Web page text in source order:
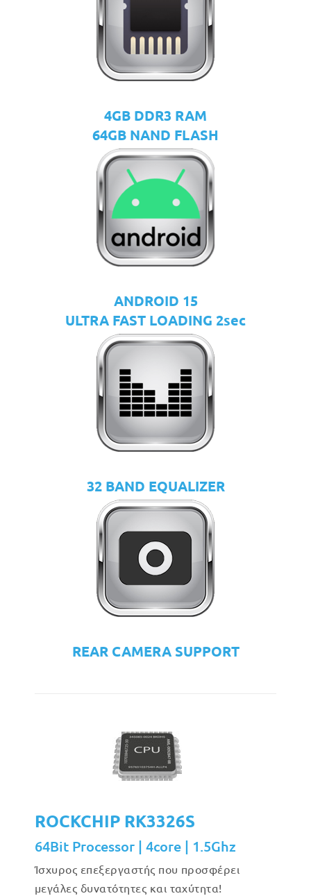
4GB DDR3 RAM
64GB NAND FLASH
ANDROID 15
ULTRA FAST LOADING 2sec
32 BAND EQUALIZER
REAR CAMERA SUPPORT
ROCKCHIP RK3326S
64Bit Processor | 4core | 1.5Ghz
Ίσχυρος επεξεργαστής που προσφέρει
μεγάλες δυνατότητες και ταχύτητα!